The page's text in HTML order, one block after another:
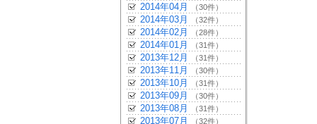
2014年04月 （30件）
2014年03月 （32件）
2014年02月 （28件）
2014年01月 （31件）
2013年12月 （31件）
2013年11月 （30件）
2013年10月 （31件）
2013年09月 （30件）
2013年08月 （31件）
2013年07月 （32件）